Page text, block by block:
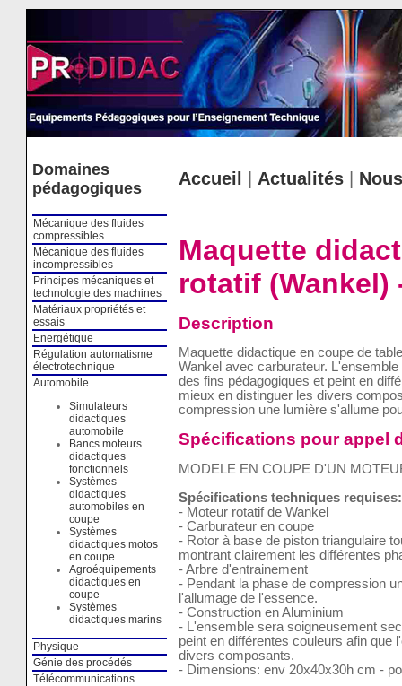
Domaines
pédagogiques
Mécanique des fluides
compressibles
Mécanique des fluides
incompressibles
Principes mécaniques et
technologie des machines
Matériaux propriétés et
essais
Energétique
Régulation automatisme
électrotechnique
Automobile
Simulateurs
didactiques
automobile
Bancs moteurs
didactiques
fonctionnels
Systèmes
didactiques
automobiles en
coupe
Systèmes
didactiques motos
en coupe
Agroéquipements
didactiques en
coupe
Systèmes
didactiques marins
Physique
Génie des procédés
Télécommunications
Accueil Actualités|
Maquette
rotatif (Wankel)
Description
Maquette didactique en coupe de
Wankel avec carburateur.
des fins pédagogiques et peint en
mieux en distinguer les divers
compression une lumière s'allume
Spécifications pour appel
MODELE EN COUPE D'UN
Spécifications techniques requises:
- Moteur rotatif de Wankel
- Carburateur en coupe
- Rotor à base de piston triangulaire
montrant clairement les différentes
- Arbre d'entrainement
- Pendant la phase de compression
l'allumage de l'essence.
- Construction en Aluminium
- L'ensemble sera soigneusement
peint en différentes couleurs afin que
divers composants.
- Dimensions: env 20x40x30h cm -
Cookies management panel